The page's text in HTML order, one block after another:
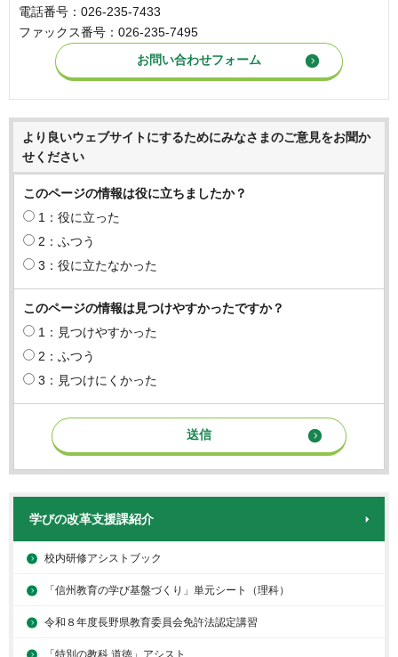
電話番号：026-235-7433
ファックス番号：026-235-7495
より良いウェブサイトにするためにみなさまのご意見をお聞か
せください
このページの情報は役に立ちましたか？
1：役に立った
2：ふつう
3：役に立たなかった
このページの情報は見つけやすかったですか？
1：見つけやすかった
2：ふつう
3：見つけにくかった
学びの改革支援課紹介
校内研修アシストブック
「信州教育の学び基盤づくり」単元シート（理科）
令和８年度長野県教育委員会免許法認定講習
「特別の教科 道徳」アシスト